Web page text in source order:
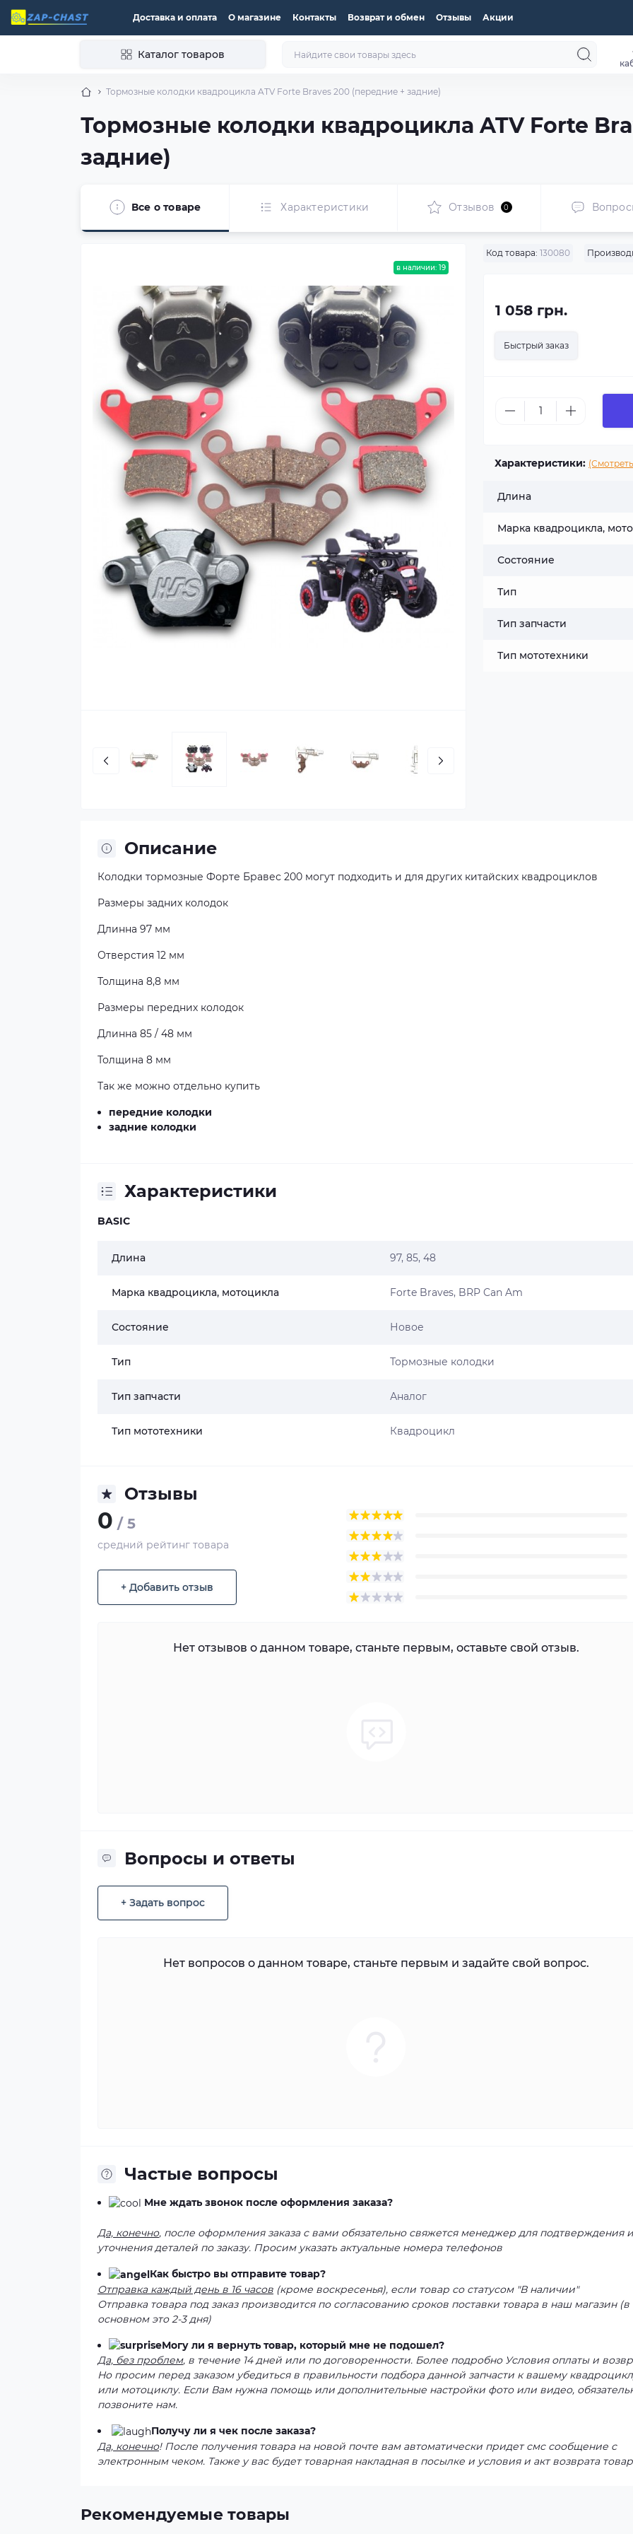
Доставка и оплата О магазине Контакты Возврат и обмен Отзывы Акции
Каталог товаров
Тормозные колодки квадроцикла ATV Forte Braves 200 (передние + задние)
Тормозные колодки квадроцикла ATV Forte
задние)
Все о товаре Характеристики Отзывов 0
в наличии: 19
Код товара: 130080
1 058 грн.
Быстрый заказ
Характеристики:
Длина
Марка квадроцикла,
Состояние
Тип
Тип запчасти
Тип мототехники
Описание
Колодки тормозные Форте Бравес 200 могут подходить и для других китайских квадроциклов
Размеры задних колодок
Длинна 97 мм
Отверстия 12 мм
Толщина 8,8 мм
Размеры передних колодок
Длинна 85 / 48 мм
Толщина 8 мм
Так же можно отдельно купить
передние колодки
задние колодки
Характеристики
BASIC
Длина 97, 85, 48
Марка квадроцикла, мотоцикла Forte Braves, BRP Can Am
Состояние Новое
Тип Тормозные колодки
Тип запчасти Аналог
Тип мототехники Квадроцикл
Отзывы
0 / 5
средний рейтинг товара
+ Добавить отзыв
Нет отзывов о данном товаре, станьте первым, оставьте свой отзыв.
Вопросы и ответы
+ Задать вопрос
Нет вопросов о данном товаре, станьте первым и задайте свой вопрос.
Частые вопросы
Мне ждать звонок после оформления заказа?
Да, конечно, после оформления заказа с вами обязательно свяжется менеджер для подтверждения и
уточнения деталей по заказу. Просим указать актуальные номера телефонов
Как быстро вы отправите товар?
Отправка каждый день в 16 часов (кроме воскресенья), если товар со статусом "В наличии"
Отправка товара под заказ производится по согласованию сроков поставки товара в наш магазин (в
основном это 2-3 дня)
Могу ли я вернуть товар, который мне не подошел?
Да, без проблем, в течение 14 дней или по договоренности. Более подробно Условия оплаты и
Но просим перед заказом убедиться в правильности подбора данной запчасти к вашему
или мотоциклу. Если Вам нужна помощь или дополнительные настройки фото или видео,
позвоните нам.
Получу ли я чек после заказа?
Да, конечно! После получения товара на новой почте вам автоматически придет смс сообщение с
электронным чеком. Также у вас будет товарная накладная в посылке и условия и акт возврата
Рекомендуемые товары